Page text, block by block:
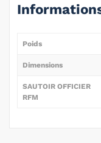
Poids
Dimensions
SAUTOIR OFFICIER
RFM